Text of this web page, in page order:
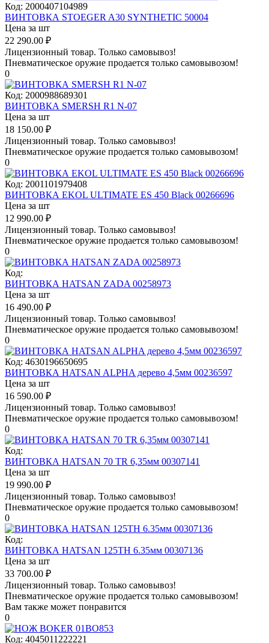
Код: 2000407104989
ВИНТОВКА STOEGER A30 SYNTHETIC 50004
Цена за шт
22 290.00 ₽
Лицензионный товар. Только самовывоз!
Пневматическое оружие продается только самовывозом!
0
Код: 2000988689301
ВИНТОВКА SMERSH R1 N-07
Цена за шт
18 150.00 ₽
Лицензионный товар. Только самовывоз!
Пневматическое оружие продается только самовывозом!
0
Код: 2001101979408
ВИНТОВКА EKOL ULTIMATE ES 450 Black 00266696
Цена за шт
12 990.00 ₽
Лицензионный товар. Только самовывоз!
Пневматическое оружие продается только самовывозом!
0
Код:
ВИНТОВКА HATSAN ZADA 00258973
Цена за шт
16 490.00 ₽
Лицензионный товар. Только самовывоз!
Пневматическое оружие продается только самовывозом!
0
Код: 4630196650695
ВИНТОВКА HATSAN ALPHA дерево 4,5мм 00236597
Цена за шт
16 590.00 ₽
Лицензионный товар. Только самовывоз!
Пневматическое оружие продается только самовывозом!
0
Код:
ВИНТОВКА HATSAN 70 TR 6,35мм 00307141
Цена за шт
19 990.00 ₽
Лицензионный товар. Только самовывоз!
Пневматическое оружие продается только самовывозом!
0
Код:
ВИНТОВКА HATSAN 125TH 6.35мм 00307136
Цена за шт
33 700.00 ₽
Лицензионный товар. Только самовывоз!
Пневматическое оружие продается только самовывозом!
Вам также может понравится
0
Код: 4045011222221